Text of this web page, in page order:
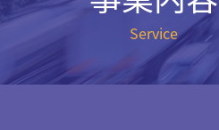
Service